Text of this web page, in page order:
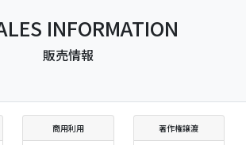
INFORMATION
販売情報
商用利用 著作権譲渡